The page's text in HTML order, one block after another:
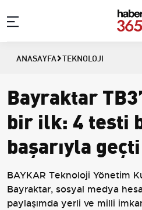
ANASAYFA TEKNOLOJI
Bayraktar
bir ilk: 4 testi
başarıyla geçti
BAYKAR Teknoloji Yönetim
Bayraktar, sosyal medya
paylaşımda yerli ve milli